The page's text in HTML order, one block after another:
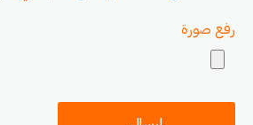
رفع صورة